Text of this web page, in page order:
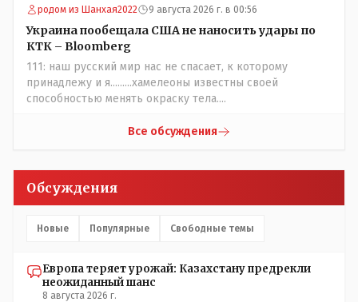
частотности появления в популяции соответствующих
комбинаций генов заслуживают благодарности. Мы и
без того основательно загубили нормальный
естественный отбор.
родом из Шанхая2022 9 августа 2026 г. в 00:56
Украина пообещала США не наносить удары по
КТК – Bloomberg
111: наш русский мир нас не спасает, к которому
принадлежу и я.........хамелеоны известны своей
способностью менять окраску тела....
Все обсуждения
Обсуждения
Новые Популярные Свободные темы
Европа теряет урожай: Казахстану предрекли
неожиданный шанс
8 августа 2026 г.